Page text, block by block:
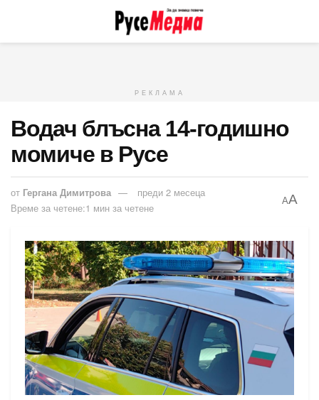
РЕКЛАМА
Водач блъсна 14-годишно
момиче в Русе
от Гергана Димитрова
преди 2 месеца
Време за четене:1 мин за четене
AA